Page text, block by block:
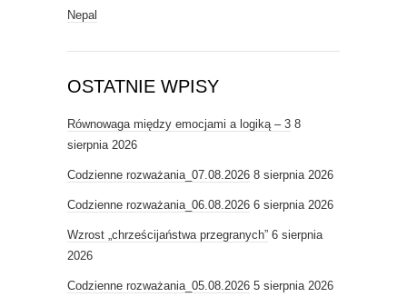
Nepal
OSTATNIE WPISY
Równowaga między emocjami a logiką – 3 8
sierpnia 2026
Codzienne rozważania_07.08.2026 8 sierpnia 2026
Codzienne rozważania_06.08.2026 6 sierpnia 2026
Wzrost „chrześcijaństwa przegranych” 6 sierpnia
2026
Codzienne rozważania_05.08.2026 5 sierpnia 2026